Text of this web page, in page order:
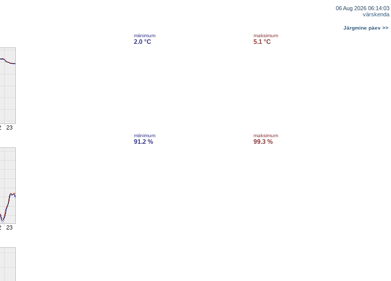
06 Aug 2026 06:14:03
värskenda
Järgmine päev >>
miinimum
2.0 °C
maksimum
5.1 °C
miinimum
91.2 %
maksimum
99.3 %